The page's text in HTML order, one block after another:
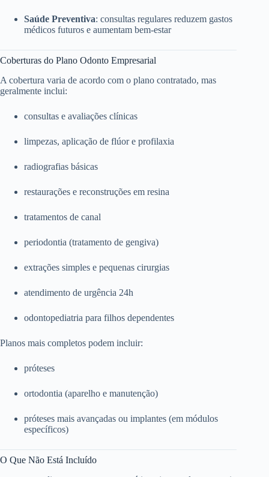
Saúde Preventiva: consultas regulares reduzem gastos
médicos futuros e aumentam bem-estar
Coberturas do Plano Odonto Empresarial
A cobertura varia de acordo com o plano contratado, mas
geralmente inclui:
consultas e avaliações clínicas
limpezas, aplicação de flúor e profilaxia
radiografias básicas
restaurações e reconstruções em resina
tratamentos de canal
periodontia (tratamento de gengiva)
extrações simples e pequenas cirurgias
atendimento de urgência 24h
odontopediatria para filhos dependentes
Planos mais completos podem incluir:
próteses
ortodontia (aparelho e manutenção)
próteses mais avançadas ou implantes (em módulos
específicos)
O Que Não Está Incluído